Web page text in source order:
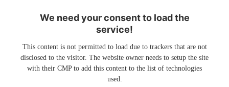
We need your consent to load the
service!
This content is not permitted to load due to trackers that are not
disclosed to the visitor. The website owner needs to setup the site
with their CMP to add this content to the list of technologies
used.